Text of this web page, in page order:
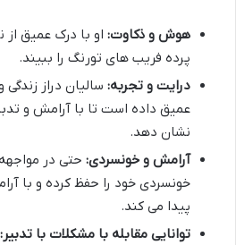
هوش و ذکاوت: او با درک عمیق
پرده فریب های تورنگ را ببیند.
درایت و تجربه: سالیان دراز
عمیق داده است تا با آرامش و
نشان دهد.
آرامش و خونسردی: حتی در
خونسردی خود را حفظ کرده و با
پیدا می کند.
توانایی مقابله با مشکلات با تدبیر: